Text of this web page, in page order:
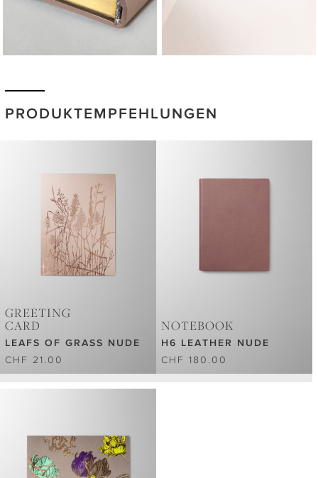
PRODUKTEMPFEHLUNGEN
GREETING
CARD
LEAFS OF GRASS NUDE
CHF 21.00
NOTEBOOK
H6 LEATHER NUDE
CHF 180.00